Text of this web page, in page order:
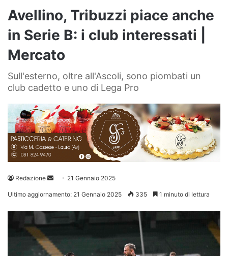
Avellino, Tribuzzi piace anche
in Serie B: i club interessati |
Mercato
Sull'esterno, oltre all'Ascoli, sono piombati un
club cadetto e uno di Lega Pro
Redazione
Invia 21 Gennaio 2025
Ultimo aggiornamento: 21 Gennaio 2025 335 1 minuto di lettura